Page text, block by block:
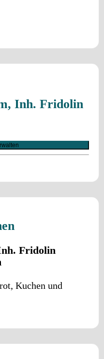
Inh. Fridolin
Fridolin
Kuchen und